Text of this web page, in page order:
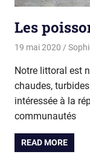
Les
19 mai 2020
Notre littoral est
chaudes,
intéressée à la
communautés
READ MORE